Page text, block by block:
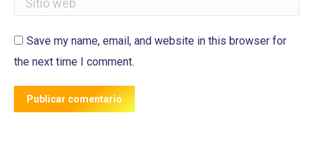
Save my name, email, and website in this browser for
the next time I comment.
Publicar comentario